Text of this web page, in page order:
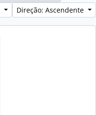
Direção: Ascendente